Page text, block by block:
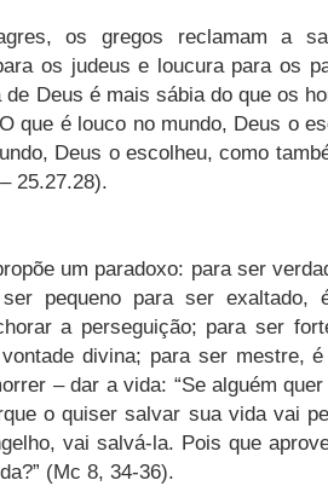
os gregos reclamam a
os judeus e loucura para os
Deus é mais sábia do que os
que é louco no mundo, Deus o
Deus o escolheu, como
25.27.28).
um paradoxo: para ser
pequeno para ser exaltado,
a perseguição; para ser
divina; para ser mestre,
– dar a vida: “Se alguém
o quiser salvar sua vida vai
vai salvá-la. Pois que
(Mc 8, 34-36).